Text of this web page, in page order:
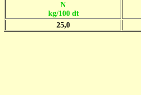
N
kg/100 dt
25,0